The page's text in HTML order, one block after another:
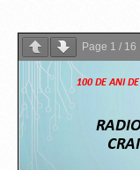
Page 1 / 16